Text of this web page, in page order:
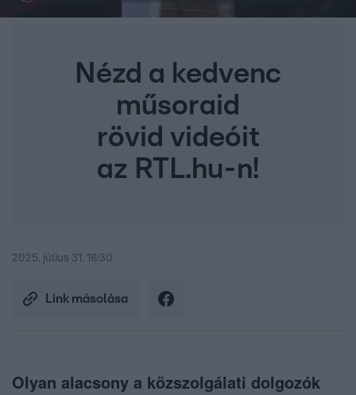
Nézd a kedvenc
műsoraid
rövid videóit
az RTL.hu-n!
2025. július 31. 16:30
Link másolása
Olyan alacsony a közszolgálati dolgozók